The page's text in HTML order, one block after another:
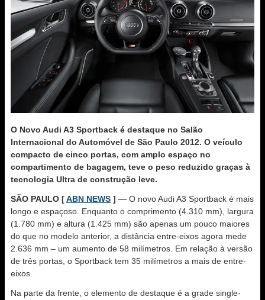
O Novo Audi A3 Sportback é destaque no Salão
Internacional do Automóvel de São Paulo 2012. O veículo
compacto de cinco portas, com amplo espaço no
compartimento de bagagem, teve o peso reduzido graças à
tecnologia Ultra de construção leve.
SÃO PAULO [ABN NEWS ] — O novo Audi A3 Sportback é mais
longo e espaçoso. Enquanto o comprimento (4.310 mm), largura
(1.780 mm) e altura (1.425 mm) são apenas um pouco maiores
do que no modelo anterior, a distância entre-eixos agora mede
2.636 mm – um aumento de 58 milímetros. Em relação à versão
de três portas, o Sportback tem 35 milímetros a mais de entre-
eixos.
Na parte da frente, o elemento de destaque é a grade single-